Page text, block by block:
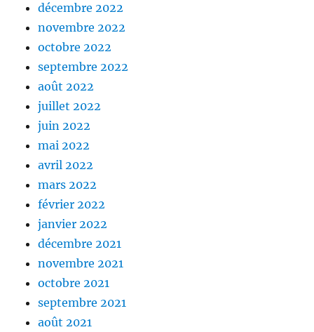
décembre 2022
novembre 2022
octobre 2022
septembre 2022
août 2022
juillet 2022
juin 2022
mai 2022
avril 2022
mars 2022
février 2022
janvier 2022
décembre 2021
novembre 2021
octobre 2021
septembre 2021
août 2021